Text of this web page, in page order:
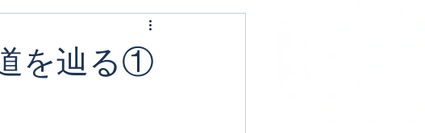
を辿る①